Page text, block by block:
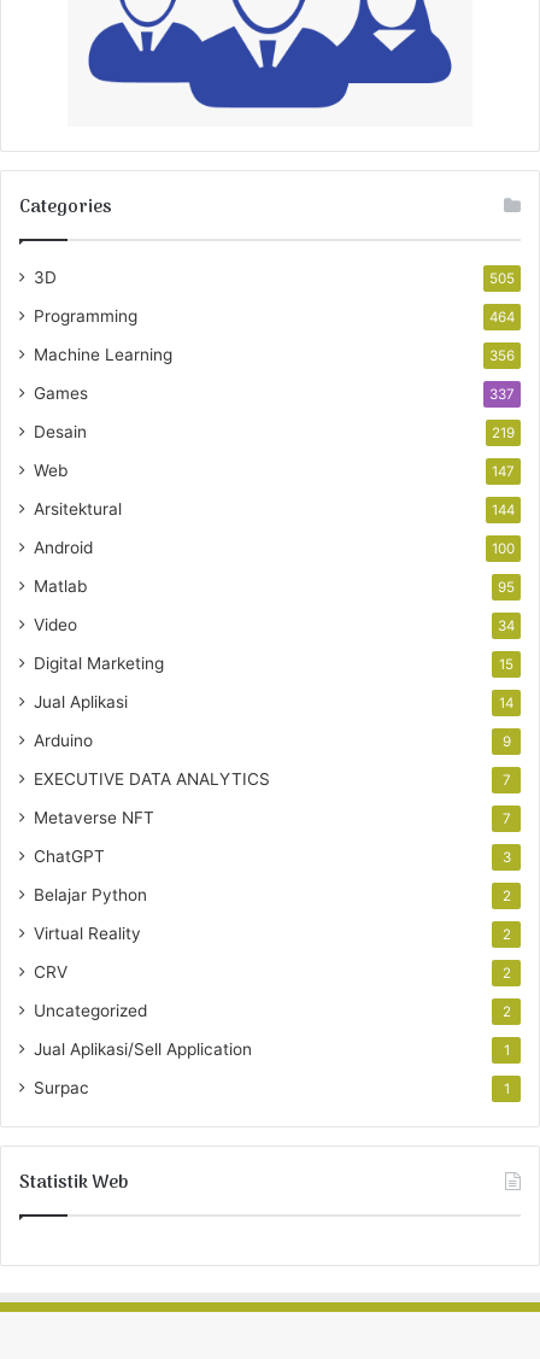
Categories
3D 505
Programming 464
Machine Learning 356
Games 337
Desain 219
Web 147
Arsitektural 144
Android 100
Matlab 95
Video 34
Digital Marketing 15
Jual Aplikasi 14
Arduino 9
EXECUTIVE DATA ANALYTICS 7
Metaverse NFT 7
ChatGPT 3
Belajar Python 2
Virtual Reality 2
CRV 2
Uncategorized 2
Jual Aplikasi/Sell Application 1
Surpac 1
Statistik Web